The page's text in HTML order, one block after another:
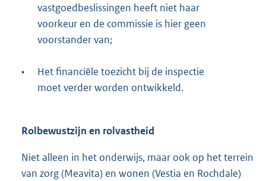
vastgoedbeslissingen heeft niet haar
voorkeur en de commissie is hier geen
voorstander van;
•
Het financiële toezicht bij de inspectie
moet verder worden ontwikkeld.
Rolbewustzijn en rolvastheid
Niet alleen in het onderwijs, maar ook op het terrein
van zorg (Meavita) en wonen (Vestia en Rochdale)